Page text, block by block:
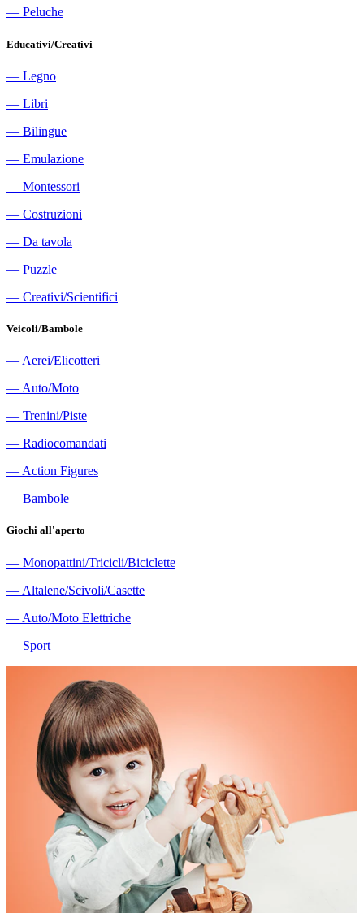
― Peluche
Educativi/Creativi
― Legno
― Libri
― Bilingue
― Emulazione
― Montessori
― Costruzioni
― Da tavola
― Puzzle
― Creativi/Scientifici
Veicoli/Bambole
― Aerei/Elicotteri
― Auto/Moto
― Trenini/Piste
― Radiocomandati
― Action Figures
― Bambole
Giochi all'aperto
― Monopattini/Tricicli/Biciclette
― Altalene/Scivoli/Casette
― Auto/Moto Elettriche
― Sport